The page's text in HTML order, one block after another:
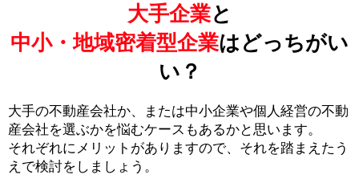
大手企業と
中小・地域密着型企業はどっちがい
い？
大手の不動産会社か、または中小企業や個人経営の不動
産会社を選ぶかを悩むケースもあるかと思います。
それぞれにメリットがありますので、それを踏まえたう
えで検討をしましょう。